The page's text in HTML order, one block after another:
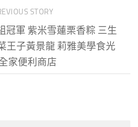
STORY
冠軍 紫米雪蓮栗香粽 三生
王子黃景龍 莉雅美學食光
家便利商店